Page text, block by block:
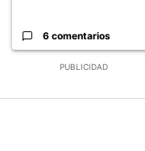
PUBLICIDAD
6 comentarios